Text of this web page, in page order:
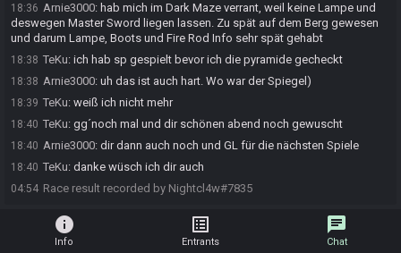
18:36 Arnie3000: hab mich im Dark Maze verrant, weil keine Lampe und
deswegen Master Sword liegen lassen. Zu spät auf dem Berg gewesen
und darum Lampe, Boots und Fire Rod Info sehr spät gehabt
18:38 TeKu: ich hab sp gespielt bevor ich die pyramide gecheckt
18:38 Arnie3000: uh das ist auch hart. Wo war der Spiegel)
18:39 TeKu: weiß ich nicht mehr
18:40 TeKu: gg´noch mal und dir schönen abend noch gewuscht
18:40 Arnie3000: dir dann auch noch und GL für die nächsten Spiele
18:40 TeKu: danke wüsch ich dir auch
04:54 Race result recorded by Nightcl4w#7835
info
Info
list_alt
Entrants
chat
Chat